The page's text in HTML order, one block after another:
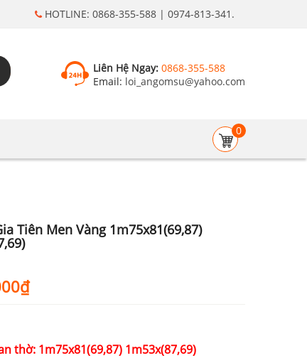
HOTLINE: 0868-355-588 | 0974-813-341.
Liên Hệ Ngay: 0868-355-588
Email: loi_angomsu@yahoo.com
0
Tiên Men Vàng 1m75x81(69,87)
₫
thờ: 1m75x81(69,87) 1m53x(87,69)